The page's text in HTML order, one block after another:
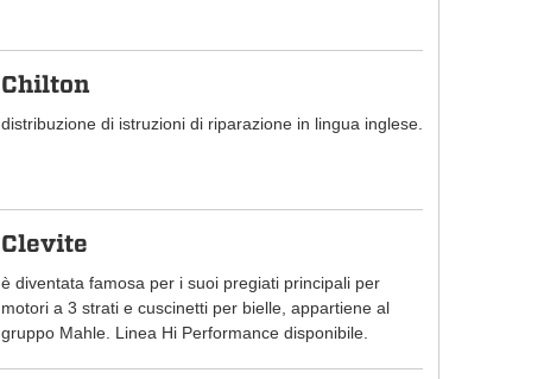
Chilton
distribuzione di istruzioni di riparazione in lingua inglese.
Clevite
è diventata famosa per i suoi pregiati principali per
motori a 3 strati e cuscinetti per bielle, appartiene al
gruppo Mahle. Linea Hi Performance disponibile.